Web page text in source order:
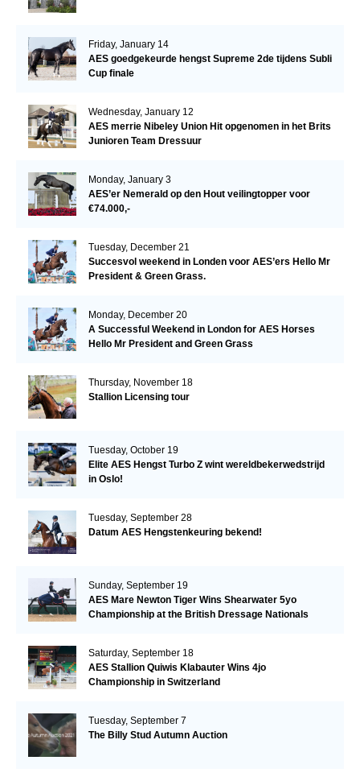
Friday, January 14
AES goedgekeurde hengst Supreme 2de tijdens Subli
Cup finale
Wednesday, January 12
AES merrie Nibeley Union Hit opgenomen in het Brits
Junioren Team Dressuur
Monday, January 3
AES’er Nemerald op den Hout veilingtopper voor
€74.000,-
Tuesday, December 21
Succesvol weekend in Londen voor AES’ers Hello Mr
President & Green Grass.
Monday, December 20
A Successful Weekend in London for AES Horses
Hello Mr President and Green Grass
Thursday, November 18
Stallion Licensing tour
Tuesday, October 19
Elite AES Hengst Turbo Z wint wereldbekerwedstrijd
in Oslo!
Tuesday, September 28
Datum AES Hengstenkeuring bekend!
Sunday, September 19
AES Mare Newton Tiger Wins Shearwater 5yo
Championship at the British Dressage Nationals
Saturday, September 18
AES Stallion Quiwis Klabauter Wins 4jo
Championship in Switzerland
Tuesday, September 7
The Billy Stud Autumn Auction